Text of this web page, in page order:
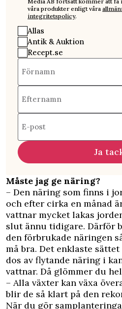
våra produkter enligt våra
integritetspolicy.
Allas
Antik & Auktion
Recept.se
Förnamn
Efternamn
E-post
Ja
Måste jag ge näring?
– Den näring som finns i
och efter cirka en månad
vattnar mycket lakas
slut ännu tidigare. Därför
den förbrukade näringen
må bra. Det enklaste
dos av flytande näring i
vattnar. Då glömmer du
– Alla växter kan växa
blir de så klart på den
När du gör